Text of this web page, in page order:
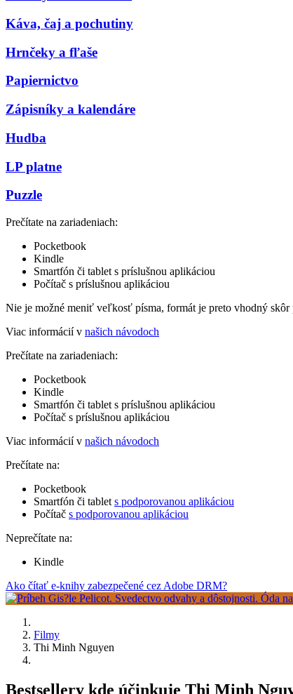
Káva, čaj a pochutiny
Hrnčeky a fľaše
Papiernictvo
Zápisníky a kalendáre
Hudba
LP platne
Puzzle
Prečítate na zariadeniach:
Pocketbook
Kindle
Smartfón či tablet s príslušnou aplikáciou
Počítač s príslušnou aplikáciou
Nie je možné meniť veľkosť písma, formát je preto vhodný skôr
Viac informácií v našich návodoch
Prečítate na zariadeniach:
Pocketbook
Kindle
Smartfón či tablet s príslušnou aplikáciou
Počítač s príslušnou aplikáciou
Viac informácií v našich návodoch
Prečítate na:
Pocketbook
Smartfón či tablet s podporovanou aplikáciou
Počítač s podporovanou aplikáciou
Neprečítate na:
Kindle
Ako čítať e-knihy zabezpečené cez Adobe DRM?
Filmy
Thi Minh Nguyen
Bestsellery kde účinkuje Thi Minh